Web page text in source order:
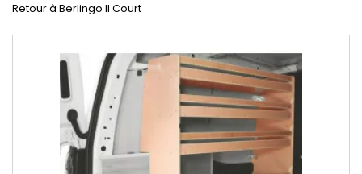
Retour à Berlingo II Court